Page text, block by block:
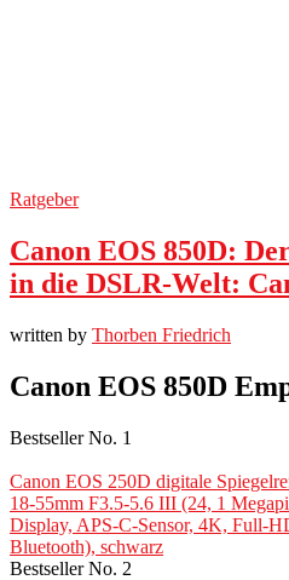
Ratgeber
Canon EOS 850D:
in die DSLR-Welt:
written by Thorben Friedrich
Canon EOS 850D
Bestseller No. 1
Canon EOS 250D digitale
18-55mm F3.5-5.6 III (24, 1
Display, APS-C-Sensor, 4K, Full-
Bluetooth), schwarz
Bestseller No. 2